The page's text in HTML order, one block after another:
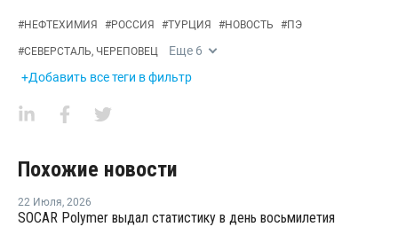
#НЕФТЕХИМИЯ #РОССИЯ #ТУРЦИЯ #НОВОСТЬ #ПЭ
#СЕВЕРСТАЛЬ, ЧЕРЕПОВЕЦ Еще 6
+Добавить все теги в фильтр
Похожие новости
22 Июля, 2026
SOCAR Polymer выдал статистику в день восьмилетия